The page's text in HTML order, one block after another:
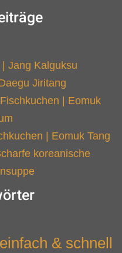
Jang Kalguksu
Jiritang
| Eomuk
| Eomuk Tang
koreanische
einfach & schnell